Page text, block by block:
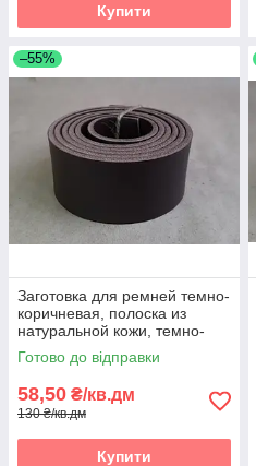
Купити
–55%
Заготовка для ремней темно-
коричневая, полоска из
натуральной кожи, темно-
коричнева реміна полоса зі
шкіри
Готово до відправки
58,50 ₴/кв.дм
130 ₴/кв.дм
Купити